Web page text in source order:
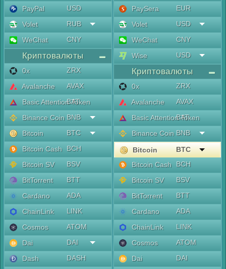
PayPal
USD
Volet
RUB
WeChat
CNY
Криптовалюты
0x
ZRX
Avalanche
AVAX
Basic Attention Token
BAT
Binance Coin BNB
Bitcoin
BTC
Bitcoin Cash
BCH
Bitcoin SV
BSV
BitTorrent
BTT
Cardano
ADA
ChainLink
LINK
Cosmos
ATOM
Dai
DAI
Dash
DASH
PaySera
EUR
Volet
USD
WeChat
CNY
Wise
USD
Криптовалюты
0x
ZRX
Avalanche
AVAX
Basic Attention Token
BAT
Binance Coin BNB
Bitcoin
BTC
Bitcoin Cash
BCH
Bitcoin SV
BSV
BitTorrent
BTT
Cardano
ADA
ChainLink
LINK
Cosmos
ATOM
Dai
DAI